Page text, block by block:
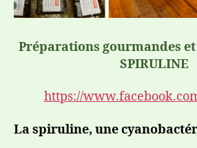
Préparations gourmandes
SPIRULINE
https://
La spiruline, une